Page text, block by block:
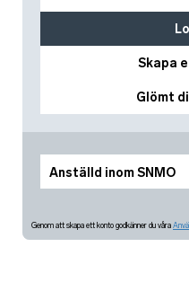
Anställd inom SNMO
Skapa
Glömt
Genom att skapa ett konto godkänner du våra